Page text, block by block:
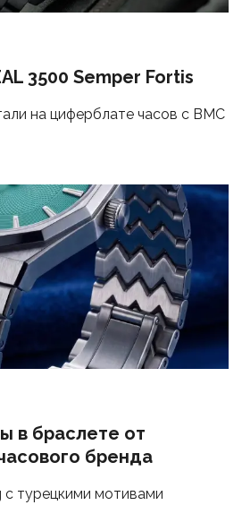
3500 Semper Fortis
на циферблате часов с ВМС
в браслете от
бренда
с турецкими мотивами